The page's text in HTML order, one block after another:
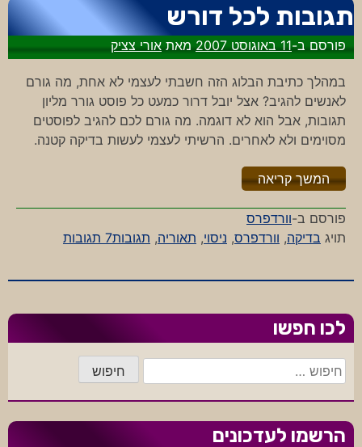
תגובות לכל דורש
פורסם ב-11 באוגוסט 2007 מאתאורי צציק
במהלך כתיבת הבלוג הזה חשבתי לעצמי לא אחת, מה גורם
לאנשים להגיב? אצל יובל דרור כמעט כל פוסט גורר מליון
תגובות, אבל הוא לא דוגמה. מה גורם לכם להגיב לפוסטים
מסוימים ולא לאחרים. הרשיתי לעצמי לעשות בדיקה קטנה.
המשך קריאה"%s"
פורסם ב-וורדפרס
תויג בדיקה, וורדפרס, ניסוי, תאוריה, תגובות7 תגובות
על
לכל
לכו חפשו
חיפוש:
הרשמו לעדכונים